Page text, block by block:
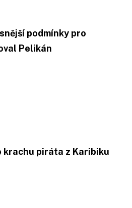
podmínky pro
Pelikán
krachu piráta z Karibiku